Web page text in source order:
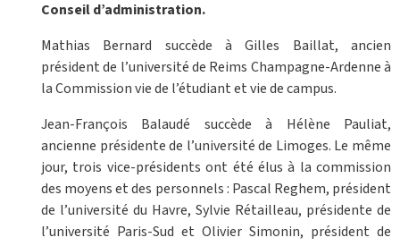
Conseil d’administration.
Mathias Bernard succède à Gilles Baillat, ancien
président de l’université de Reims Champagne-Ardenne à
la Commission vie de l’étudiant et vie de campus.
Jean-François Balaudé succède à Hélène Pauliat,
ancienne présidente de l’université de Limoges. Le même
jour, trois vice-présidents ont été élus à la commission
des moyens et des personnels : Pascal Reghem, président
de l’université du Havre, Sylvie Rétailleau, présidente de
l’université Paris-Sud et Olivier Simonin, président de